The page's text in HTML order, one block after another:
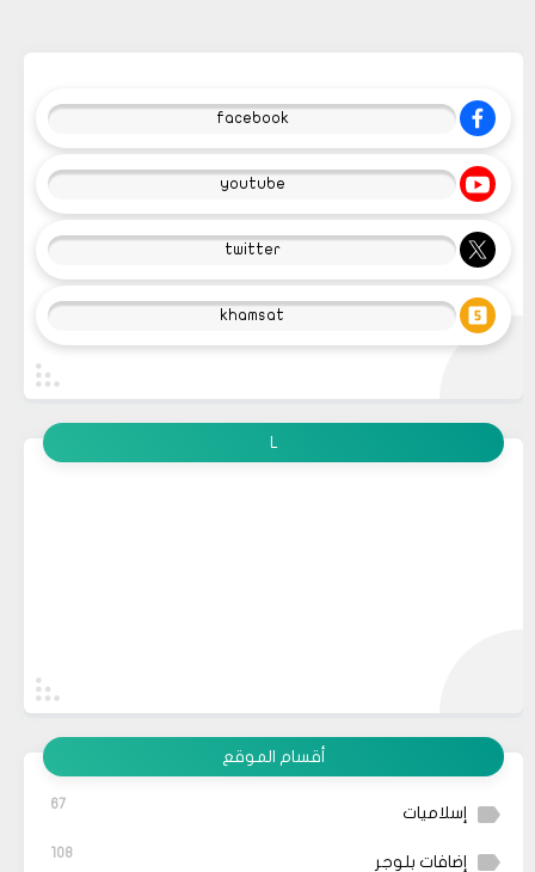
facebook
youtube
twitter
khamsat
L
أقسام الموقع
إسلاميات 67
إضافات بلوجر 108